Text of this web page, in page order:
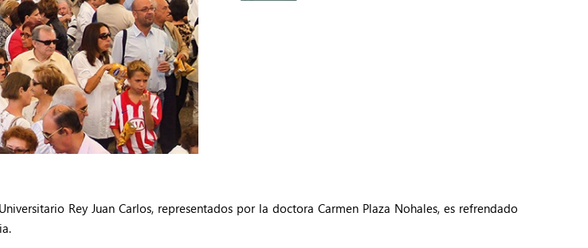
Rey Juan Carlos, representados por la doctora Carmen Plaza Nohales, es refrendado